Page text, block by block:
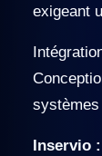
exigeant
Inservio